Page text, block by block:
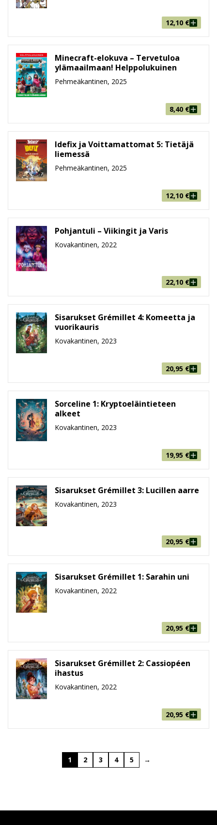
12,10 €
Minecraft-elokuva – Tervetuloa
ylämaailmaan! Helppolukuinen
Pehmeäkantinen, 2025
8,40 €
Idefix ja Voittamattomat 5: Tietäjä
liemessä
Pehmeäkantinen, 2025
12,10 €
Pohjantuli – Viikingit ja Varis
Kovakantinen, 2022
22,10 €
Sisarukset Grémillet 4: Komeetta ja
vuorikauris
Kovakantinen, 2023
20,95 €
Sorceline 1: Kryptoeläintieteen
alkeet
Kovakantinen, 2023
19,95 €
Sisarukset Grémillet 3: Lucillen aarre
Kovakantinen, 2023
20,95 €
Sisarukset Grémillet 1: Sarahin uni
Kovakantinen, 2022
20,95 €
Sisarukset Grémillet 2: Cassiopéen
ihastus
Kovakantinen, 2022
20,95 €
1 2 3 4 5 →